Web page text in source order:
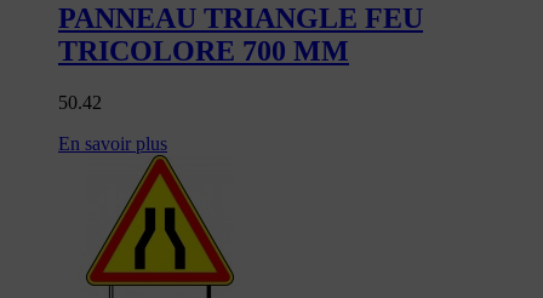
PANNEAU TRIANGLE FEU
TRICOLORE 700 MM
50.42
En savoir plus